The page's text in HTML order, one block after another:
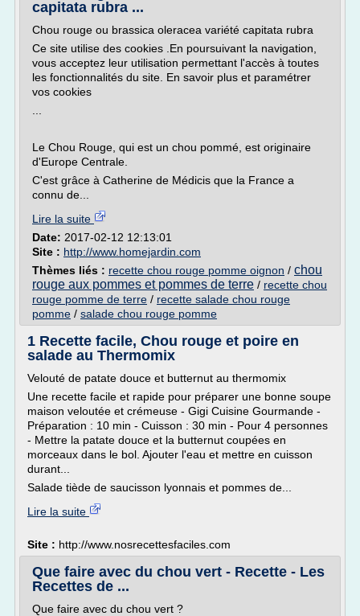
capitata rubra ...
Chou rouge ou brassica oleracea variété capitata rubra
Ce site utilise des cookies .En poursuivant la navigation,
vous acceptez leur utilisation permettant l'accès à toutes
les fonctionnalités du site. En savoir plus et paramétrer
vos cookies
Le Chou Rouge, qui est un chou pommé, est originaire
d'Europe Centrale.
C'est grâce à Catherine de Médicis que la France a
connu de...
Lire la suite
Date: 2017-02-12 12:13:01
Site : http://www.homejardin.com
Thèmes liés : recette chou rouge pomme oignon / chou
rouge aux pommes et pommes de terre / recette chou
rouge pomme de terre / recette salade chou rouge
pomme / salade chou rouge pomme
1 Recette facile, Chou rouge et poire en
salade au Thermomix
Velouté de patate douce et butternut au thermomix
Une recette facile et rapide pour préparer une bonne soupe
maison veloutée et crémeuse - Gigi Cuisine Gourmande -
Préparation : 10 min - Cuisson : 30 min - Pour 4 personnes
- Mettre la patate douce et la butternut coupées en
morceaux dans le bol. Ajouter l'eau et mettre en cuisson
durant...
Salade tiède de saucisson lyonnais et pommes de...
Lire la suite
Site : http://www.nosrecettesfaciles.com
Que faire avec du chou vert - Recette - Les
Recettes de ...
Que faire avec du chou vert ?